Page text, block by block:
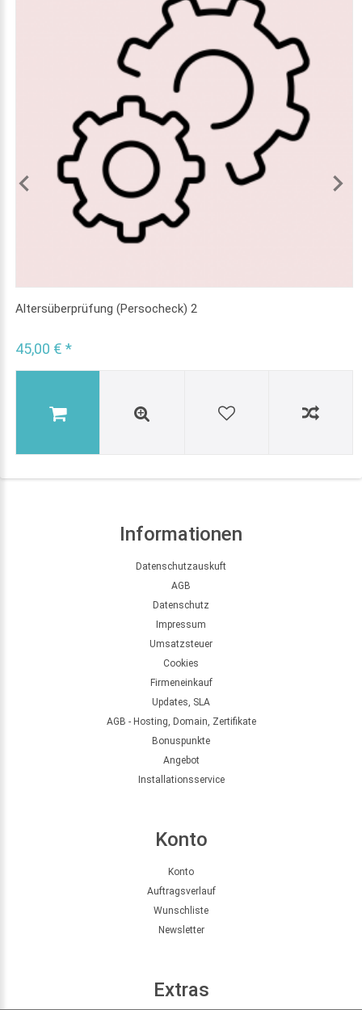
Altersüberprüfung (Persocheck) 2
45,00 € *
Informationen
Datenschutzauskuft
AGB
Datenschutz
Impressum
Umsatzsteuer
Cookies
Firmeneinkauf
Updates, SLA
AGB - Hosting, Domain, Zertifikate
Bonuspunkte
Angebot
Installationsservice
Konto
Konto
Auftragsverlauf
Wunschliste
Newsletter
Extras